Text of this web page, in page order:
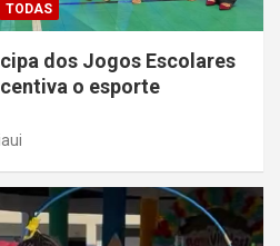
TODAS
dos Jogos Escolares
o esporte